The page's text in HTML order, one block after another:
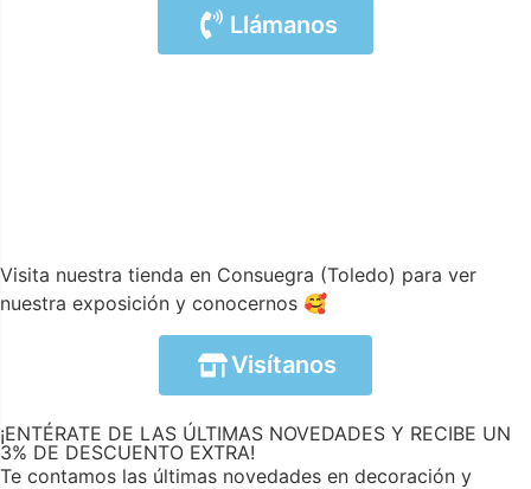
Llámanos
Visita nuestra tienda en Consuegra (Toledo) para ver
nuestra exposición y conocernos 🥰
Visítanos
¡ENTÉRATE DE LAS ÚLTIMAS NOVEDADES Y RECIBE UN
3% DE DESCUENTO EXTRA!
Te contamos las últimas novedades en decoración y